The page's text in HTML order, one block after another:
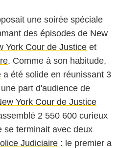
une soirée spéciale
des épisodes de New
York Cour de Justice et
. Comme à son habitude,
a été solide en réunissant 3
part d'audience de
York Cour de Justice
2 550 600 curieux
se terminait avec deux
Judiciaire : le premier a